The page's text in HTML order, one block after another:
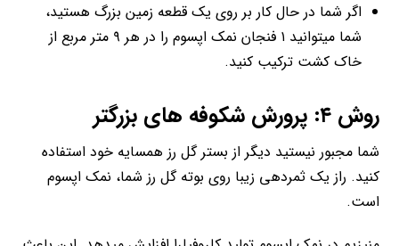
اگر شما در حال کار بر روی یک قطعه زمین بزرگ هستید،
شما می­توانید ۱ فنجان نمک اپسوم را در هر ۹ متر مربع از
خاک کشت ترکیب کنید.
روش ۴: پرورش شکوفه­ های بزرگتر
شما مجبور نیستید دیگر از بستر گل رز همسایه خود استفاده
کنید. راز یک ثمردهی زیبا روی بوته گل رز شما، نمک اپسوم
است.